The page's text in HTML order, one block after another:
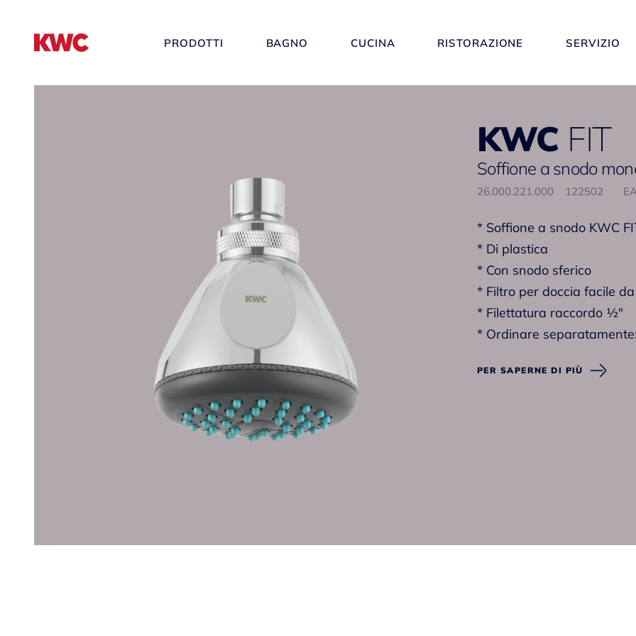
PRODOTTI BAGNO CUCINA RISTORAZIONE SERVIZIO
KWC FIT
Soffione a snodo
26.000.221.000 122502
* Soffione a snodo KWC
* Di plastica
* Con snodo sferico
* Filtro per doccia facile
* Filettatura raccordo ½"
* Ordinare
PER SAPERNE DI PIÙ